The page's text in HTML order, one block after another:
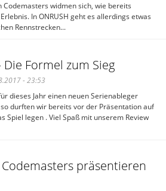
Codemasters widmen sich, wie bereits
In ONRUSH geht es allerdings etwas
Rennstrecken...
Die Formel zum Sieg
- 23:53
dieses Jahr einen neuen Serienableger
durften wir bereits vor der Präsentation auf
Spiel legen . Viel Spaß mit unserem Review
präsentieren